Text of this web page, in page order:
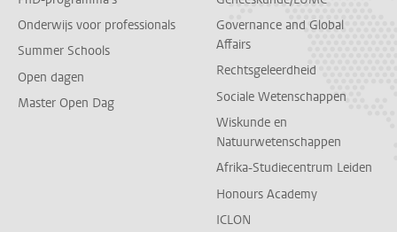
Onderwijs voor professionals
Summer Schools
Open dagen
Master Open Dag
Governance and Global
Affairs
Rechtsgeleerdheid
Sociale Wetenschappen
Wiskunde en
Natuurwetenschappen
Afrika-Studiecentrum Leiden
Honours Academy
ICLON